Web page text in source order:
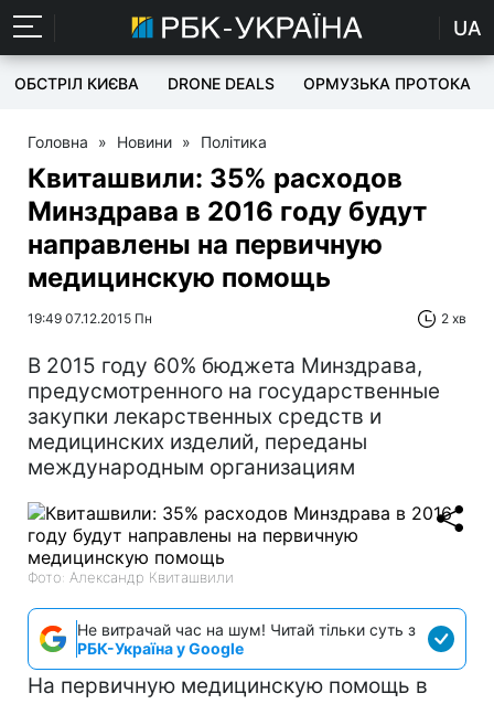
UA
ОБСТРІЛ КИЄВА DRONE DEALS ОРМУЗЬКА ПРОТОКА
Головна » Новини » Політика
Квиташвили: 35% расходов
Минздрава в 2016 году будут
направлены на первичную
медицинскую помощь
19:49 07.12.2015 Пн 2 хв
В 2015 году 60% бюджета Минздрава,
предусмотренного на государственные
закупки лекарственных средств и
медицинских изделий, переданы
международным организациям
Фото: Александр Квиташвили
Не витрачай час на шум! Читай тільки суть з
РБК-Україна у Google
На первичную медицинскую помощь в